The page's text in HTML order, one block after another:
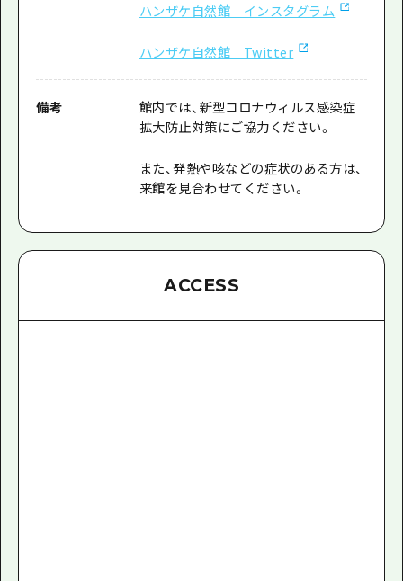
ハンザケ自然館 インスタグラム
ハンザケ自然館 Twitter
備考
館内では、新型コロナウィルス感染症
拡大防止対策にご協力ください。
また、発熱や咳などの症状のある方は、
来館を見合わせてください。
ACCESS